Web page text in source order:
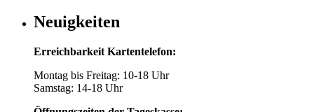
Neuigkeiten
Erreichbarkeit Kartentelefon:
Montag bis Freitag: 10-18 Uhr
Samstag: 14-18 Uhr